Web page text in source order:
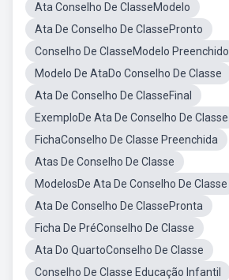
Ata Conselho De ClasseModelo
Ata De Conselho De ClassePronto
Conselho De ClasseModelo Preenchido
Modelo De AtaDo Conselho De Classe
Ata De Conselho De ClasseFinal
ExemploDe Ata De Conselho De Classe
FichaConselho De Classe Preenchida
Atas De Conselho De Classe
ModelosDe Ata De Conselho De Classe
Ata De Conselho De ClassePronta
Ficha De PréConselho De Classe
Ata Do QuartoConselho De Classe
Conselho De Classe Educação Infantil